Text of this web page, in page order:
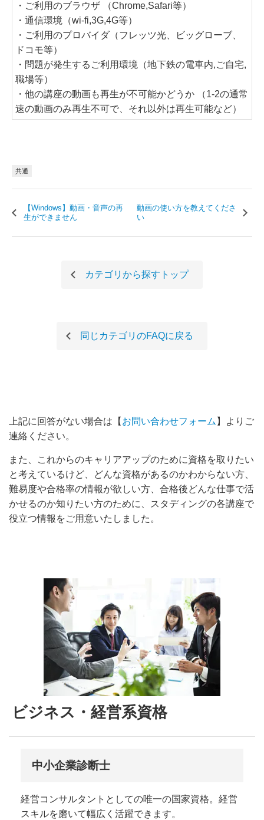
・ご利用のブラウザ （Chrome,Safari等）
・通信環境（wi-fi,3G,4G等）
・ご利用のプロバイダ（フレッツ光、ビッグローブ、
ドコモ等）
・問題が発生するご利用環境（地下鉄の電車内,ご自宅,
職場等）
・他の講座の動画も再生が不可能かどうか （1-2の通常
速の動画のみ再生不可で、それ以外は再生可能など）
共通
【Windows】動画・音声の再
生ができません
動画の使い方を教えてくださ
い
カテゴリから探す トップ
同じカテゴリのFAQに戻る
上記に回答がない場合は【 お問い合わせフォーム 】
よりご
連絡ください。
また、これからのキャリアアップのために資格を取りたい
と考えているけど、どんな資格があるのかわからない方、
難易度や合格率の情報が欲しい方、合格後どんな仕事で活
かせるのか知りたい方のために、スタディングの各講座で
役立つ情報をご用意いたしました。
ビジネス・経営系資格
中小企業診断士
経営コンサルタントとしての唯一の国家資格。経営
スキルを磨いて幅広く活躍できます。